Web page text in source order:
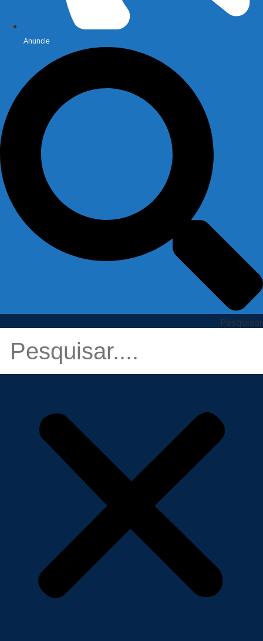
Anuncie
Pesquisar